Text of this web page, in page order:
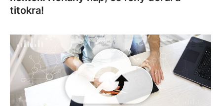
titokra!